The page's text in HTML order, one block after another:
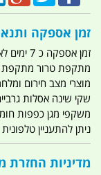
זמן אספקה
זמן
מתקפת טרור מתקפת
מוצרי מצב חירום
שקי שינה אסלות
משקפי מגן כפפות
ניתן להתעניין טלפונית טרם
מדיניות החזרת